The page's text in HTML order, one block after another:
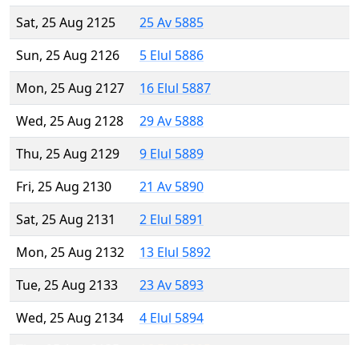
Sat, 25 Aug 2125
25 Av 5885
Sun, 25 Aug 2126
5 Elul 5886
Mon, 25 Aug 2127
16 Elul 5887
Wed, 25 Aug 2128
29 Av 5888
Thu, 25 Aug 2129
9 Elul 5889
Fri, 25 Aug 2130
21 Av 5890
Sat, 25 Aug 2131
2 Elul 5891
Mon, 25 Aug 2132
13 Elul 5892
Tue, 25 Aug 2133
23 Av 5893
Wed, 25 Aug 2134
4 Elul 5894